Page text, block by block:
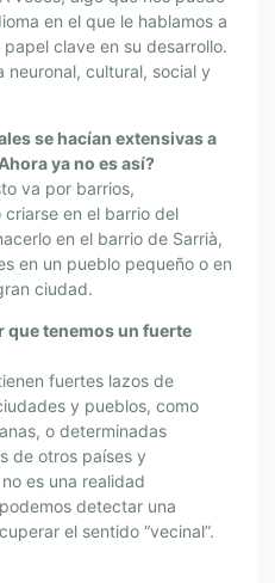
en el que le hablamos a
clave en su desarrollo.
neuronal, cultural, social y
se hacían extensivas a
ya no es así?
va por barrios,
criarse en el barrio del
en el barrio de Sarrià,
en un pueblo pequeño o en
ciudad.
que tenemos un fuerte
fuertes lazos de
y pueblos, como
o determinadas
de otros países y
es una realidad
detectar una
el sentido “vecinal”.